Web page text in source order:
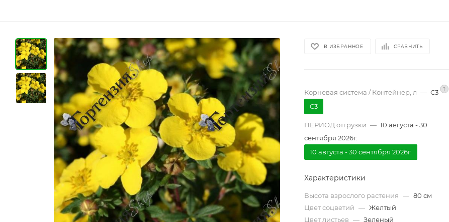
В ИЗБРАННОЕ СРАВНИТЬ
Корневая система / Контейнер, л — С3 ?
С3
ПЕРИОД отгрузки — 10 августа - 30
сентября 2026г.
10 августа - 30 сентября 2026г.
Характеристики
Высота взрослого растения — 80 см
Цвет соцветий — Желтый
Цвет листьев — Зеленый